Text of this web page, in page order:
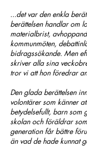
...det var den enkla
berättelsen handlar om
materialbrist,
kommunmöten,
bidragssökande. Men
skriver alla sina
tror vi att hon föredrar
Den glada berättelsen
volontärer som känner
betydelsefullt, barn
skolan och föräldrar
generation får bättre
än vad de hade kunnat